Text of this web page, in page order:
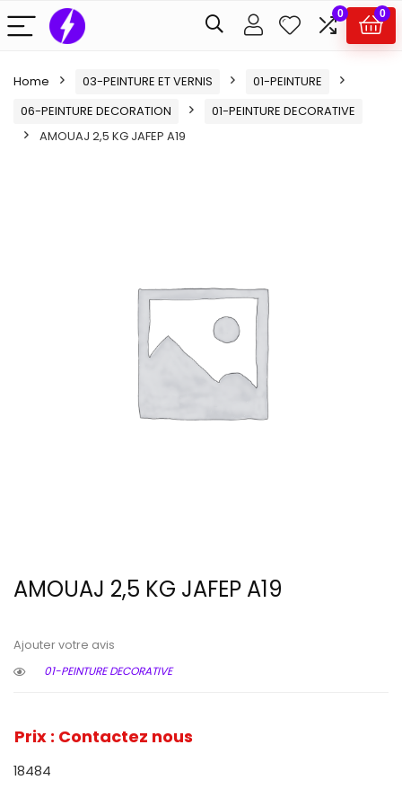
0 0
Home 03-PEINTURE ET VERNIS
01-PEINTURE
06-PEINTURE DECORATION
01-PEINTURE DECORATIVE
AMOUAJ 2,5 KG JAFEP A19
AMOUAJ 2,5 KG JAFEP A19
Ajouter votre avis
01-PEINTURE DECORATIVE
Prix : Contactez nous
18484